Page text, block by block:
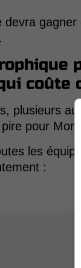
devra
coûte
plusieurs
pour
les
: